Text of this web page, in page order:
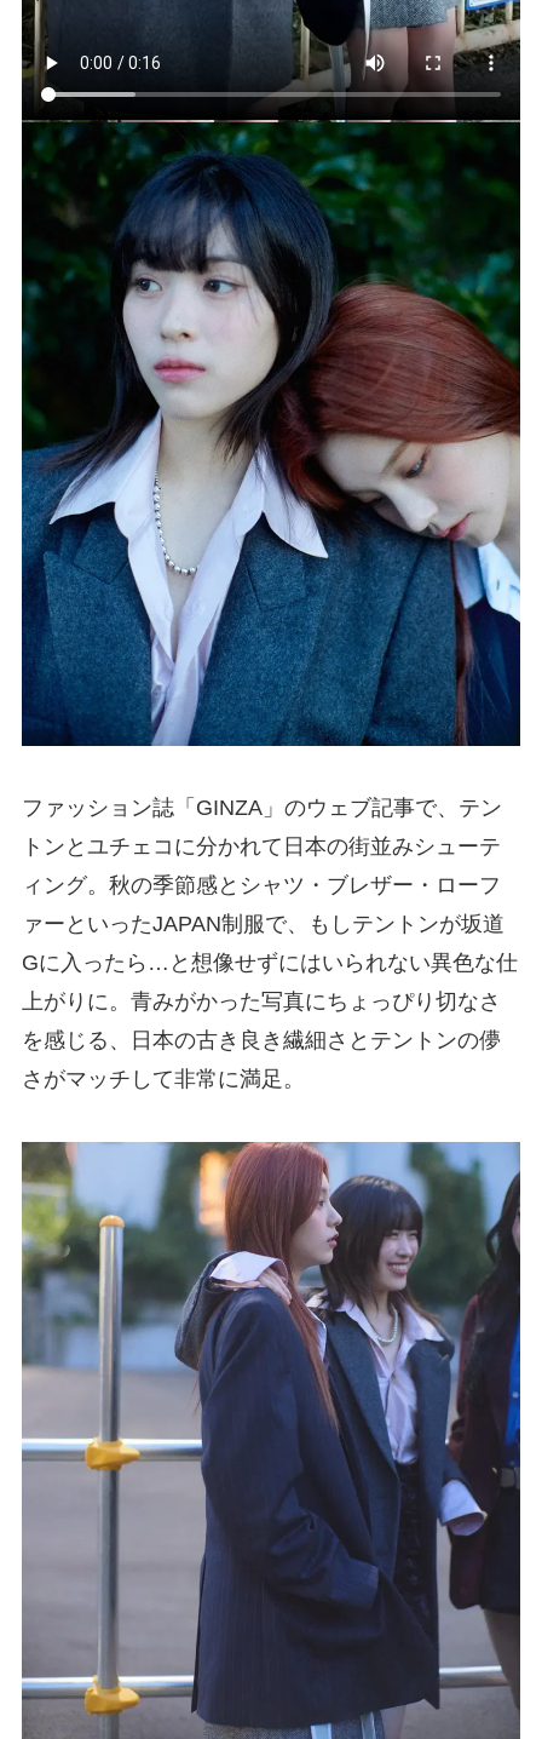
ファッション誌「GINZA」のウェブ記事で、テン
トンとユチェコに分かれて日本の街並みシューテ
ィング。秋の季節感とシャツ・ブレザー・ローフ
ァーといったJAPAN制服で、もしテントンが坂道
Gに入ったら…と想像せずにはいられない異色な仕
上がりに。青みがかった写真にちょっぴり切なさ
を感じる、日本の古き良き繊細さとテントンの儚
さがマッチして非常に満足。